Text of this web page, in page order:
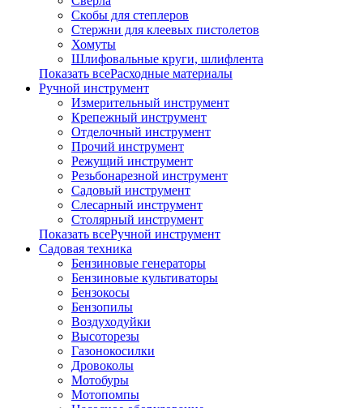
Скобы для степлеров
Стержни для клеевых пистолетов
Хомуты
Шлифовальные круги, шлифлента
Показать всеРасходные материалы
Ручной инструмент
Измерительный инструмент
Крепежный инструмент
Отделочный инструмент
Прочий инструмент
Режущий инструмент
Резьбонарезной инструмент
Садовый инструмент
Слесарный инструмент
Столярный инструмент
Показать всеРучной инструмент
Садовая техника
Бензиновые генераторы
Бензиновые культиваторы
Бензокосы
Бензопилы
Воздуходуйки
Высоторезы
Газонокосилки
Дровоколы
Мотобуры
Мотопомпы